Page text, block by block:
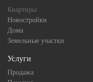
Квартиры
Новостройки
Дома
Земельные участки
Услуги
Продажа